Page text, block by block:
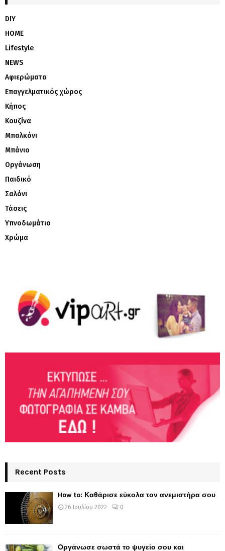
DIY
HOME
Lifestyle
NEWS
Αφιερώματα
Επαγγελματικός χώρος
Κήπος
Κουζίνα
Μπαλκόνι
Μπάνιο
Οργάνωση
Παιδικό
Σαλόνι
Τάσεις
Υπνοδωμάτιο
Χρώμα
Recent Posts
How to: Καθάρισε εύκολα τον ανεμιστήρα σου
26 Ιουλίου 2022 0
Οργάνωσε σωστά το ψυγείο σου και